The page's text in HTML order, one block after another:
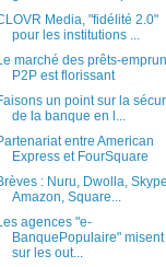
Media, "fidélité 2.0"
pour les institutions ...
marché des prêts-
P2P est florissant
un point sur la
de la banque en l...
entre American
Express et FourSquare
: Nuru, Dwolla,
Amazon, Square...
agences "e-
BanquePopulaire" misent
sur les out...